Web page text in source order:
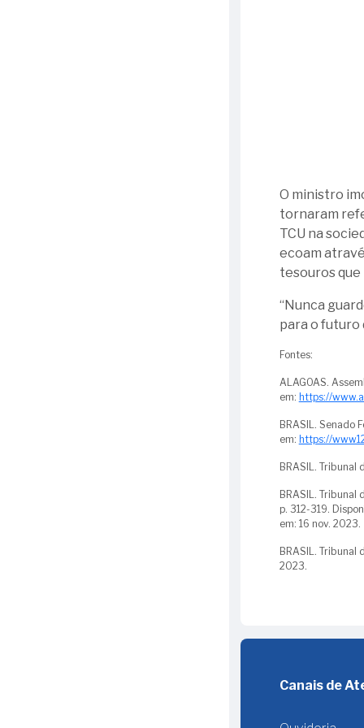
O ministro
tornaram
TCU na
ecoam
tesouros que
“Nunca
para o futuro
Fontes:
ALAGOAS.
em: https://
BRASIL. Senado
em: https://
BRASIL. Tribunal
BRASIL. Tribunal
p. 312-319.
em: 16 nov. 2023.
BRASIL. Tribunal
2023.
Canais de